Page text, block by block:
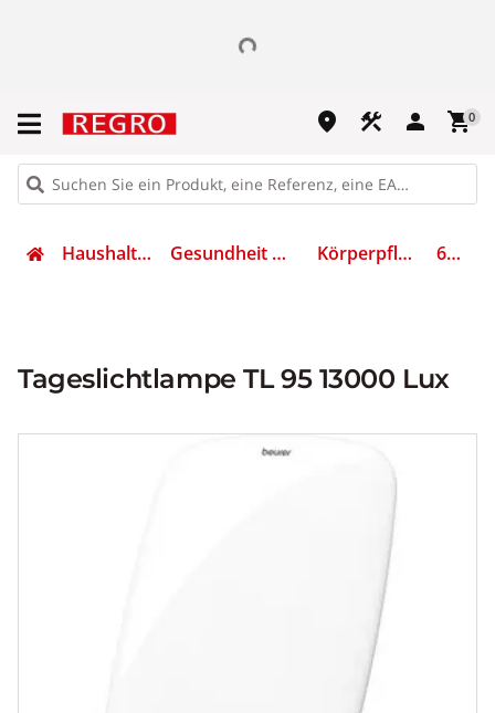
place construction person shopping_cart0
Haushaltsgeräte Gesundheit & Wellness Körperpflegegerät 608.44
Tageslichtlampe TL 95 13000 Lux